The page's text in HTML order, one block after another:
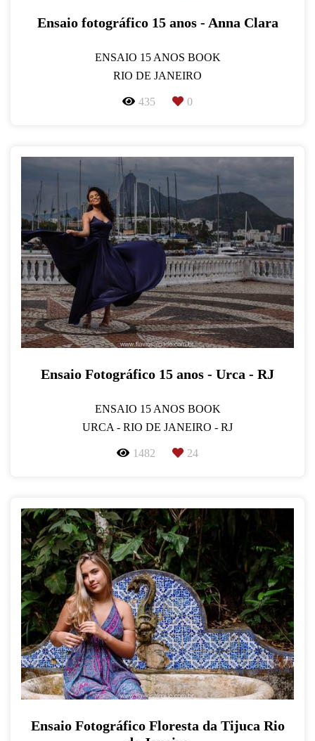
Ensaio fotográfico 15 anos - Anna Clara
ENSAIO 15 ANOS BOOK
RIO DE JANEIRO
435 0
Ensaio Fotográfico 15 anos - Urca - RJ
ENSAIO 15 ANOS BOOK
URCA - RIO DE JANEIRO - RJ
1482 24
Ensaio Fotográfico Floresta da Tijuca Rio